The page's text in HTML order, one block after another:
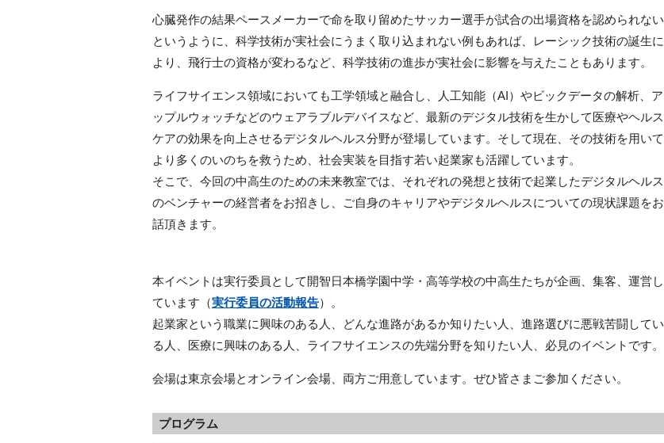
心臓発作の結果ペースメーカーで命を取り留めたサッカー選手が試合の出場資格を認められない
というように、科学技術が実社会にうまく取り込まれない例もあれば、レーシック技術の誕生に
より、飛行士の資格が変わるなど、科学技術の進歩が実社会に影響を与えたこともあります。
ライフサイエンス領域においても工学領域と融合し、人工知能（AI）やビックデータの解析、ア
ップルウォッチなどのウェアラブルデバイスなど、最新のデジタル技術を生かして医療やヘルス
ケアの効果を向上させるデジタルヘルス分野が登場しています。そして現在、その技術を用いて
より多くのいのちを救うため、社会実装を目指す若い起業家も活躍しています。
そこで、今回の中高生のための未来教室では、それぞれの発想と技術で起業したデジタルヘルス
のベンチャーの経営者をお招きし、ご自身のキャリアやデジタルヘルスについての現状課題をお
話頂きます。
本イベントは実行委員として開智日本橋学園中学・高等学校の中高生たちが企画、集客、運営し
ています（実行委員の活動報告）。
起業家という職業に興味のある人、どんな進路があるか知りたい人、進路選びに悪戦苦闘してい
る人、医療に興味のある人、ライフサイエンスの先端分野を知りたい人、必見のイベントです。
会場は東京会場とオンライン会場、両方ご用意しています。ぜひ皆さまご参加ください。
プログラム